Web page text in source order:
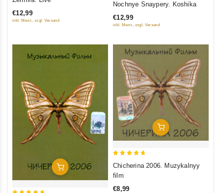
€12,99
inkl. Mwst., zzgl. Versand of
Nochnye Snaypery. Koshika
€12,99
inkl. Mwst., zzgl. Versand
Add To Cart
Add To Cart
Chicherina 2006. Muzykalnyy
film
€8,99